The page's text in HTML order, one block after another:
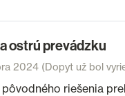
ostrú prevádzku
2024(Dopyt už bol
riešenia